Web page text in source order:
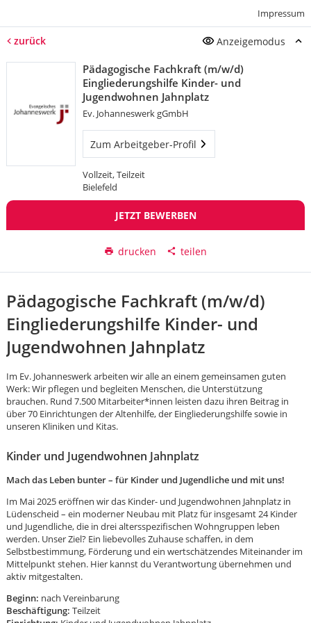
Impressum
zurück Anzeigemodus
Pädagogische Fachkraft (m/w/d)
Eingliederungshilfe Kinder- und
Jugendwohnen Jahnplatz
Ev. Johanneswerk gGmbH
Zum Arbeitgeber-Profil
Vollzeit, Teilzeit
Bielefeld
JETZT BEWERBEN
drucken teilen
Pädagogische Fachkraft (m/w/d)
Eingliederungshilfe Kinder- und
Jugendwohnen Jahnplatz
Im Ev. Johanneswerk arbeiten wir alle an einem gemeinsamen guten
Werk: Wir pflegen und begleiten Menschen, die Unterstützung
brauchen. Rund 7.500 Mitarbeiter*innen leisten dazu ihren Beitrag in
über 70 Einrichtungen der Altenhilfe, der Eingliederungshilfe sowie in
unseren Kliniken und Kitas.
Kinder und Jugendwohnen Jahnplatz
Mach das Leben bunter – für Kinder und Jugendliche und mit uns!
Im Mai 2025 eröffnen wir das Kinder- und Jugendwohnen Jahnplatz in
Lüdenscheid – ein moderner Neubau mit Platz für insgesamt 24 Kinder
und Jugendliche, die in drei altersspezifischen Wohngruppen leben
werden. Unser Ziel? Ein liebevolles Zuhause schaffen, in dem
Selbstbestimmung, Förderung und ein wertschätzendes Miteinander im
Mittelpunkt stehen. Hier kannst du Verantwortung übernehmen und
aktiv mitgestalten.
Beginn: nach Vereinbarung
Beschäftigung: Teilzeit